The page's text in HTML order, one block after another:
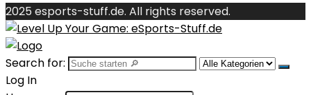
2025 esports-stuff.de. All rights reserved.
Search for:
Log In